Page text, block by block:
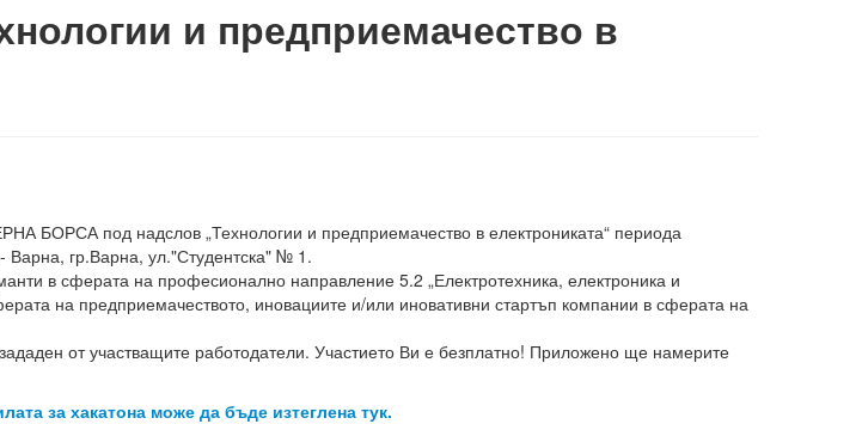
и предприемачество в
под надслов „Технологии и предприемачество в електрониката“ периода
Варна, гр.Варна, ул."Студентска" № 1.
в сферата на професионално направление 5.2 „Електротехника, електроника и
на предприемачеството, иновациите и/или иновативни стартъп компании в сферата на
от участващите работодатели. Участието Ви е безплатно! Приложено ще намерите
за хакатона може да бъде изтеглена тук.